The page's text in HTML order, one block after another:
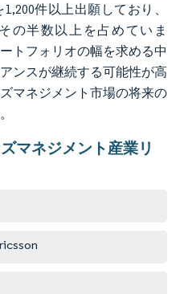
件以上出願しており、
の半数以上を占めていま
トフォリオの幅を求める中
ンスが継続する可能性が高
マネジメント市場の将来の
マネジメント産業リ